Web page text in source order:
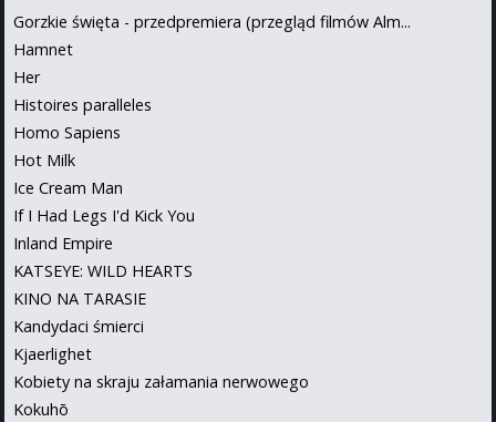
Gorzkie święta - przedpremiera (przegląd filmów Alm...
Hamnet
Her
Histoires paralleles
Homo Sapiens
Hot Milk
Ice Cream Man
If I Had Legs I'd Kick You
Inland Empire
KATSEYE: WILD HEARTS
KINO NA TARASIE
Kandydaci śmierci
Kjaerlighet
Kobiety na skraju załamania nerwowego
Kokuhō